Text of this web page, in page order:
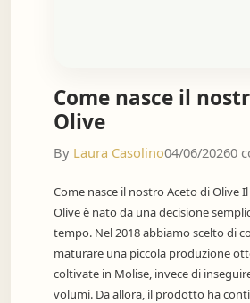
Come nasce il
Olive
By Laura Casolino04/06/20260
Come nasce il nostro Aceto di Olive
Olive è nato da una decisione
tempo. Nel 2018 abbiamo scelto di
maturare una piccola produzione
coltivate in Molise, invece di
volumi. Da allora, il prodotto ha